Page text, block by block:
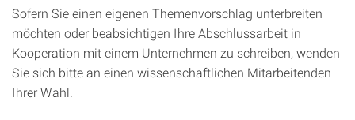
Sofern Sie einen eigenen Themenvorschlag unterbreiten
möchten oder beabsichtigen Ihre Abschlussarbeit in
Kooperation mit einem Unternehmen zu schreiben, wenden
Sie sich bitte an einen wissenschaftlichen Mitarbeitenden
Ihrer Wahl.